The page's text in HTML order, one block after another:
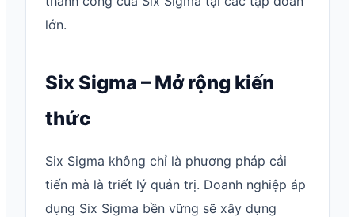
lớn.
Six Sigma – Mở rộng kiến
thức
Six Sigma không chỉ là phương pháp cải
tiến mà là triết lý quản trị. Doanh nghiệp áp
dụng Six Sigma bền vững sẽ xây dựng